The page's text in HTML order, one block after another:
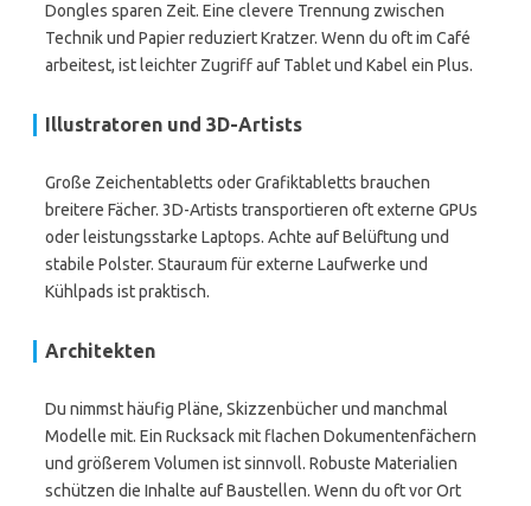
Dongles sparen Zeit. Eine clevere Trennung zwischen
Technik und Papier reduziert Kratzer. Wenn du oft im Café
arbeitest, ist leichter Zugriff auf Tablet und Kabel ein Plus.
Illustratoren und 3D-Artists
Große Zeichentabletts oder Grafiktabletts brauchen
breitere Fächer. 3D-Artists transportieren oft externe GPUs
oder leistungsstarke Laptops. Achte auf Belüftung und
stabile Polster. Stauraum für externe Laufwerke und
Kühlpads ist praktisch.
Architekten
Du nimmst häufig Pläne, Skizzenbücher und manchmal
Modelle mit. Ein Rucksack mit flachen Dokumentenfächern
und größerem Volumen ist sinnvoll. Robuste Materialien
schützen die Inhalte auf Baustellen. Wenn du oft vor Ort